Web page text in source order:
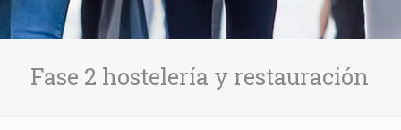
Fase 2 hostelería y restauración